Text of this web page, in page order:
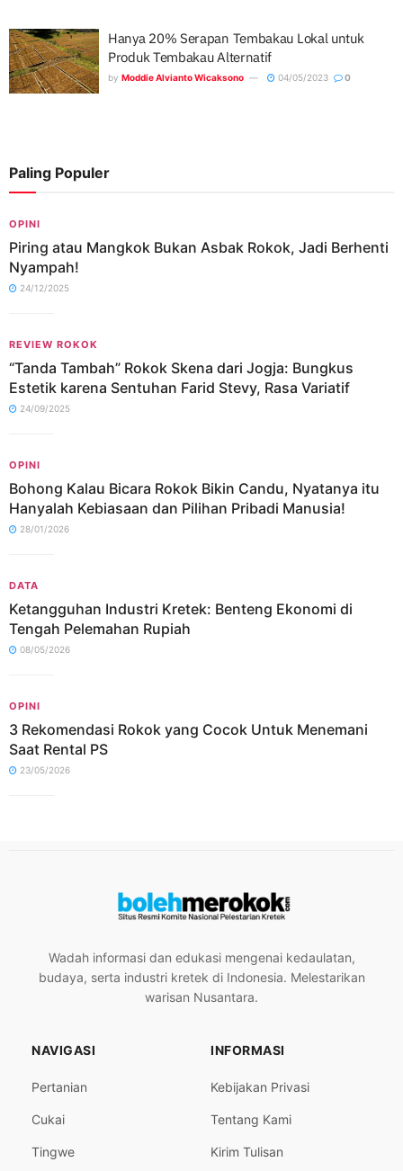
Hanya 20% Serapan Tembakau Lokal untuk
Produk Tembakau Alternatif
by Moddie Alvianto Wicaksono 04/05/2023 0
Paling Populer
OPINI
Piring atau Mangkok Bukan Asbak Rokok, Jadi Berhenti
Nyampah!
24/12/2025
REVIEW ROKOK
“Tanda Tambah” Rokok Skena dari Jogja: Bungkus
Estetik karena Sentuhan Farid Stevy, Rasa Variatif
24/09/2025
OPINI
Bohong Kalau Bicara Rokok Bikin Candu, Nyatanya itu
Hanyalah Kebiasaan dan Pilihan Pribadi Manusia!
28/01/2026
DATA
Ketangguhan Industri Kretek: Benteng Ekonomi di
Tengah Pelemahan Rupiah
08/05/2026
OPINI
3 Rekomendasi Rokok yang Cocok Untuk Menemani
Saat Rental PS
23/05/2026
Wadah informasi dan edukasi mengenai kedaulatan,
budaya, serta industri kretek di Indonesia. Melestarikan
warisan Nusantara.
NAVIGASI
Pertanian
Cukai
Tingwe
INFORMASI
Kebijakan Privasi
Tentang Kami
Kirim Tulisan